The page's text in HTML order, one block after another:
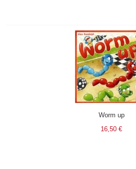
Worm up
16,50 €